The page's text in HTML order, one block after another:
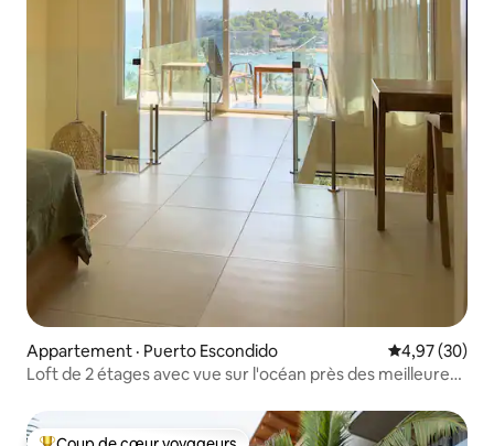
Appartement · Puerto Escondido Note
4,97 (30)
Loft de 2 étages avec vue sur l'océan près des meilleures